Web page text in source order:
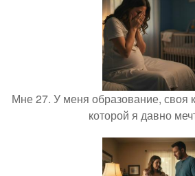
Мне 27. У меня образование, своя
которой я давно